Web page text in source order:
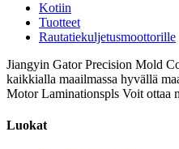
Kotiin
Tuotteet
Rautatiekuljetusmoottorille
Jiangyin Gator Precision Mold
kaikkialla maailmassa hyvällä
Motor Laminationspls Voit ottaa
Luokat